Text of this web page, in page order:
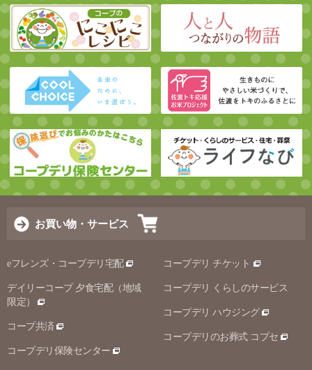
お買い物・サービス
eフレンズ・コープデリ宅配
デイリーコープ 夕食宅配（地域
限定）
コープ共済
コープデリ保険センター
コープデリ チケット
コープデリ くらしのサービス
コープデリ ハウジング
コープデリのお葬式 コプセ